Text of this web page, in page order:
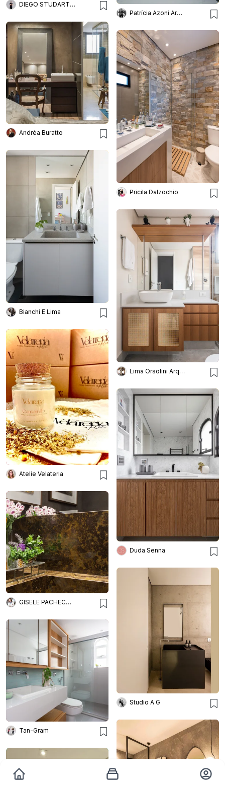
DIEGO STUDART ARQUITETURA
Patrícia Azoni Arquitetura + Arte & Design
Andréa Buratto
Pricila Dalzochio
Bianchi E Lima
Lima Orsolini Arquitetura e Interiores
Atelie Velateria
Duda Senna
GISELE PACHECO ARQUITETURA E INTERIORES
Studio A G
Tan-Gram